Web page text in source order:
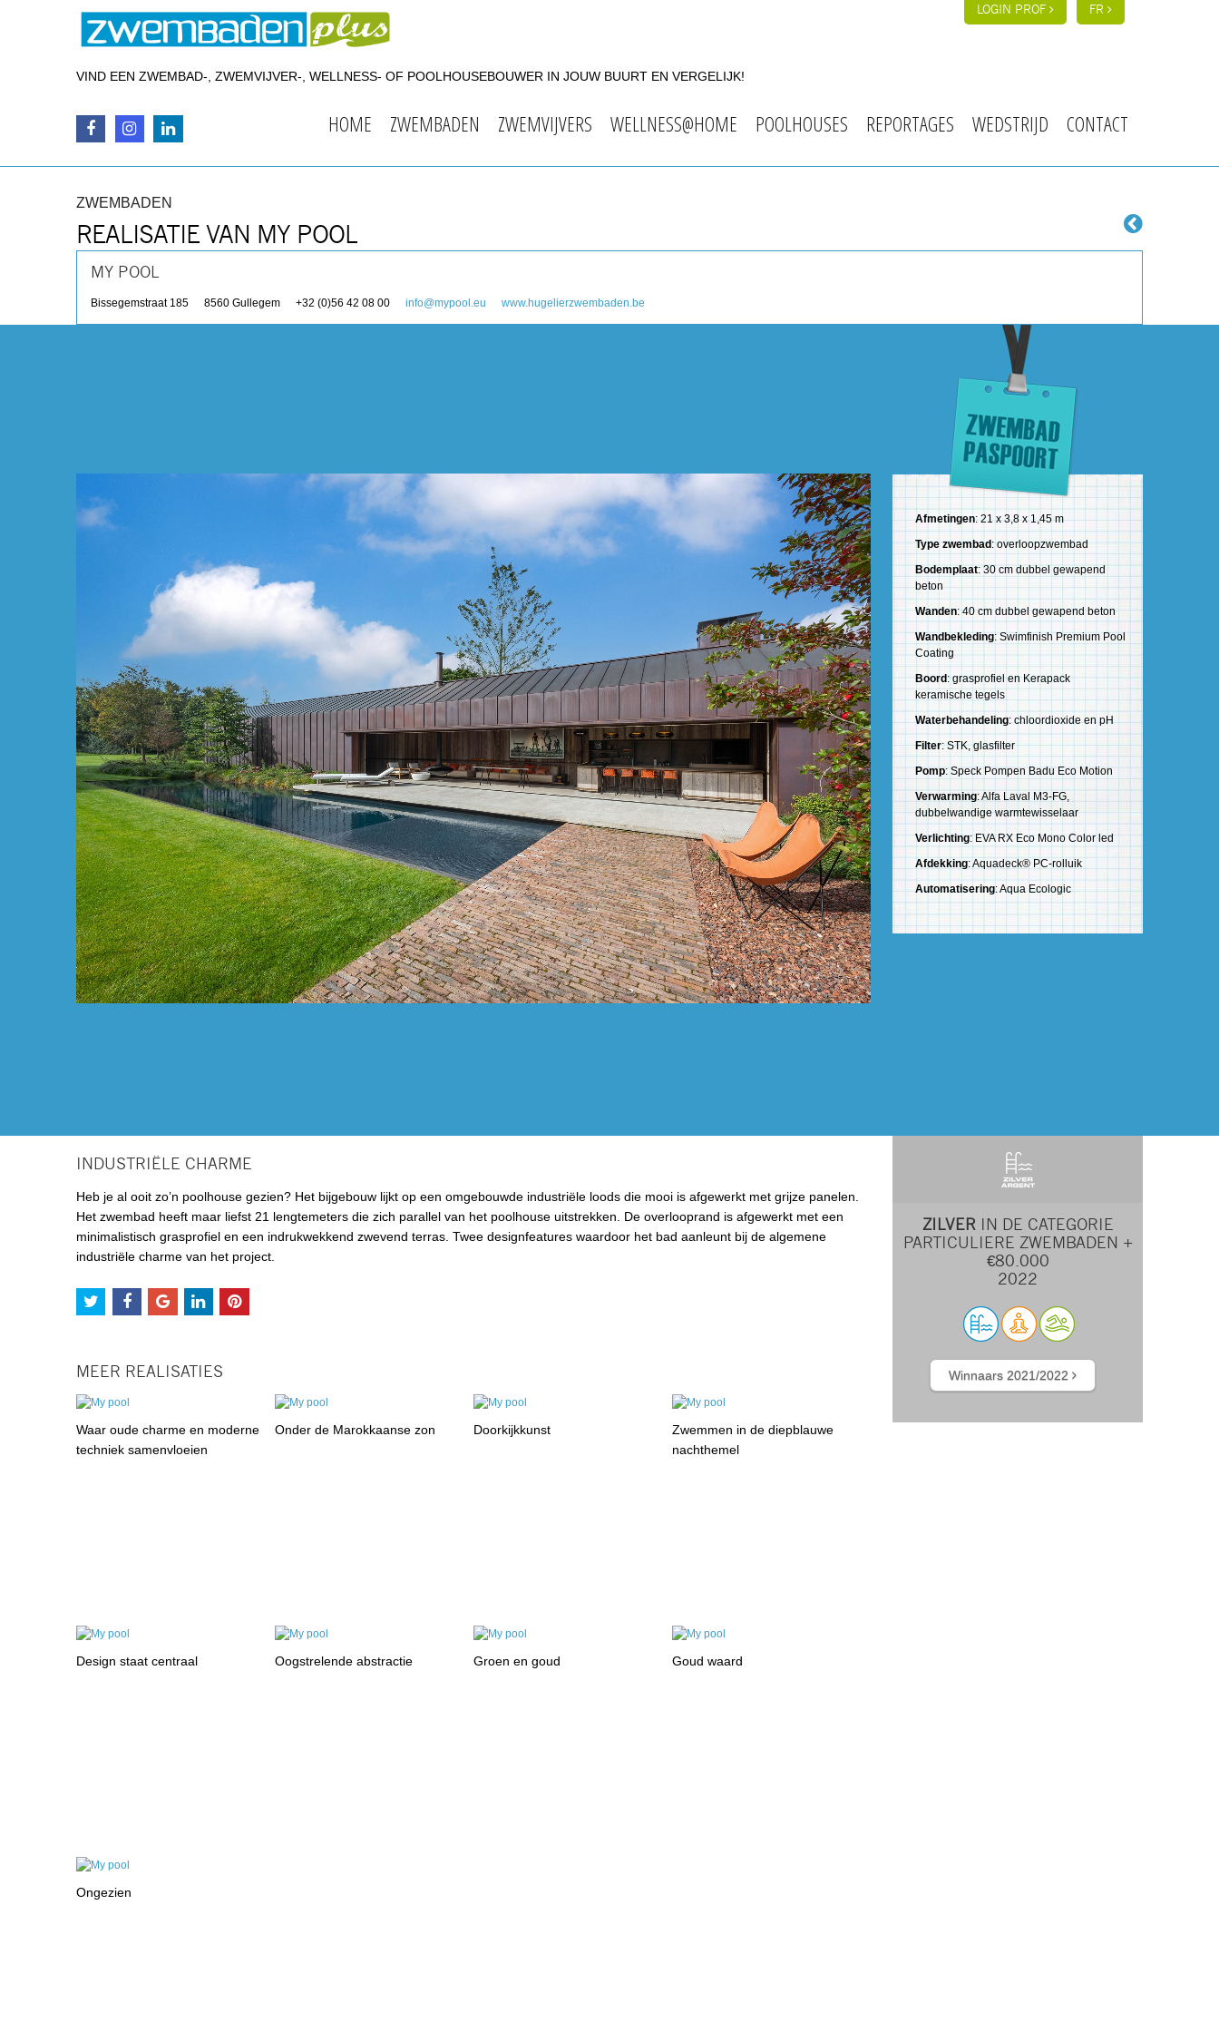
LOGIN PROF FR
VIND EEN ZWEMBAD-, ZWEMVIJVER-, WELLNESS- OF POOLHOUSEBOUWER IN JOUW BUURT EN VERGELIJK!
HOME ZWEMBADEN ZWEMVIJVERS WELLNESS@HOME POOLHOUSES REPORTAGES WEDSTRIJD CONTACT
ZWEMBADEN
REALISATIE VAN MY POOL
MY POOL
Bissegemstraat 185 8560 Gullegem +32 (0)56 42 08 00 info@mypool.eu www.hugelierzwembaden.be
Afmetingen: 21 x 3,8 x 1,45 m
Type zwembad: overloopzwembad
Bodemplaat: 30 cm dubbel gewapend
beton
Wanden: 40 cm dubbel gewapend beton
Wandbekleding: Swimfinish Premium Pool
Coating
Boord : grasprofiel en Kerapack
keramische tegels
Waterbehandeling: chloordioxide en pH
Filter: STK, glasfilter
Pomp: Speck Pompen Badu Eco Motion
Verwarming: Alfa Laval M3-FG,
dubbelwandige warmtewisselaar
Verlichting: EVA RX Eco Mono Color led
Afdekking: Aquadeck® PC-rolluik
Automatisering: Aqua Ecologic
INDUSTRIËLE CHARME
Heb je al ooit zo’n poolhouse gezien? Het bijgebouw lijkt op een omgebouwde industriële loods die mooi is afgewerkt met grijze panelen.
Het zwembad heeft maar liefst 21 lengtemeters die zich parallel van het poolhouse uitstrekken. De overlooprand is afgewerkt met een
minimalistisch grasprofiel en een indrukwekkend zwevend terras. Twee designfeatures waardoor het bad aanleunt bij de algemene
industriële charme van het project.
MEER REALISATIES
Waar oude charme en moderne
techniek samenvloeien
Onder de Marokkaanse zon Doorkijkkunst
Zwemmen in de diepblauwe
nachthemel
Design staat centraal Oogstrelende abstractie Groen en goud Goud waard
Ongezien
ZILVER IN DE CATEGORIE
PARTICULIERE ZWEMBADEN +
€80.000
2022
Winnaars 2021/2022